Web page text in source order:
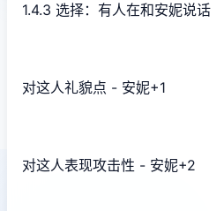
1.4.3 选择：有人在和安妮说话
对这人礼貌点 - 安妮+1
对这人表现攻击性 - 安妮+2